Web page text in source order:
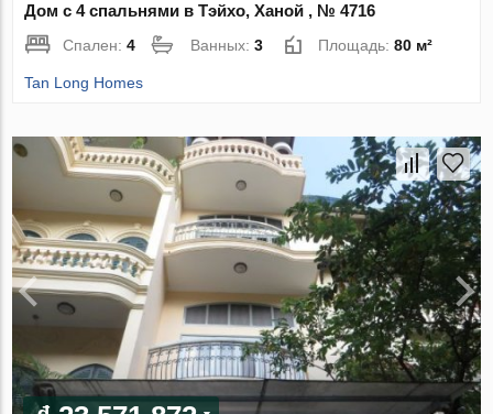
Дом с 4 спальнями в Тэйхо, Ханой , № 4716
Спален:4 Ванных:3 Площадь:80 м²
Tan Long Homes